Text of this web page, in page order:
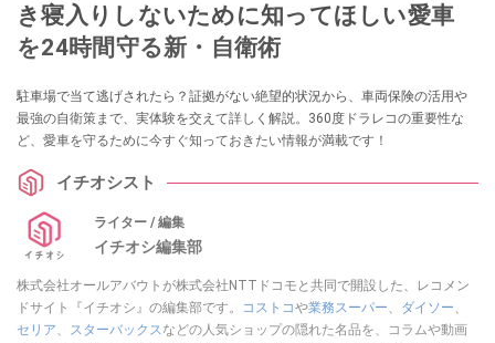
き寝入りしないために知ってほしい愛車
を24時間守る新・自衛術
駐車場で当て逃げされたら？証拠がない絶望的状況から、車両保険の活用や
最強の自衛策まで、実体験を交えて詳しく解説。360度ドラレコの重要性な
ど、愛車を守るために今すぐ知っておきたい情報が満載です！
イチオシスト
ライター / 編集
イチオシ編集部
株式会社オールアバウトが株式会社NTTドコモと共同で開設した、レコメン
ドサイト『イチオシ』の編集部です。
コストコや業務スーパー、 ダイソー、
セリア、 スターバックスなどの人気ショップの隠れた名品を、コラムや動画